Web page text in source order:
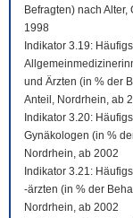
Befragten) nach
1998
Indikator 3.19:
und Ärzten (in % der
Anteil, Nordrhein, ab
Indikator 3.20:
Gynäkologen (in %
Nordrhein, ab 2002
Indikator 3.21:
-ärzten (in % der
Nordrhein, ab 2002